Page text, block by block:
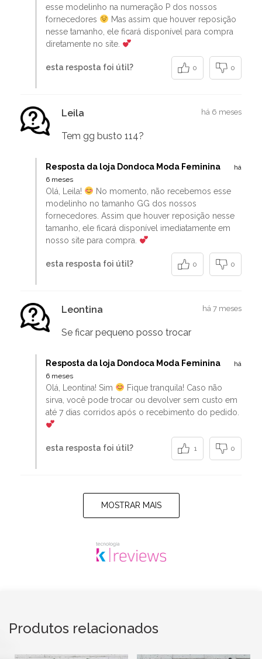
esse modelinho na numeração P dos nossos
fornecedores
Mas assim que houver reposição
nesse tamanho, ele ficará disponível para compra
diretamente no site.
esta resposta foi útil? 0 0
Leila há 6 meses
Tem gg busto 114?
Resposta da loja Dondoca Moda Feminina
há
6 meses
Olá, Leila!
No momento, não recebemos esse
modelinho no tamanho GG dos nossos
fornecedores. Assim que houver reposição nesse
tamanho, ele ficará disponível imediatamente em
nosso site para compra.
esta resposta foi útil? 0 0
Leontina há 7 meses
Se ficar pequeno posso trocar
Resposta da loja Dondoca Moda Feminina
há
6 meses
Olá, Leontina! Sim
Fique tranquila! Caso não
sirva, você pode trocar ou devolver sem custo em
até 7 dias corridos após o recebimento do pedido.
esta resposta foi útil? 1 0
MOSTRAR MAIS
Produtos relacionados